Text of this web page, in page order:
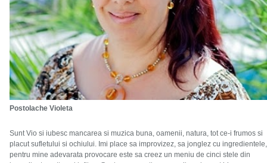
Postolache Violeta
Sunt Vio si iubesc mancarea si muzica buna, oamenii, natura, tot ce-i frumos si
placut sufletului si ochiului. Imi place sa improvizez, sa jonglez cu ingredientele,
pentru mine adevarata provocare este sa creez un meniu de cinci stele din